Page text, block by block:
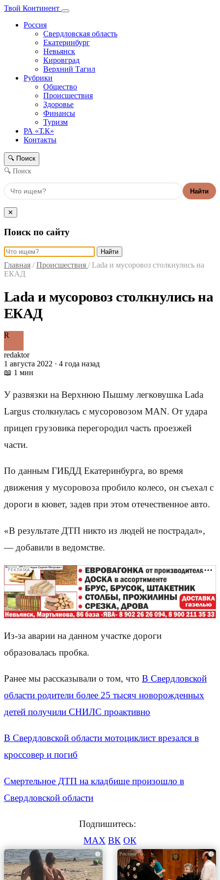
Твой Континент
Россия
Свердловская область
Екатеринбург
Невьянск
Кировград
Верхний Тагил
Рубрики
Общество
Происшествия
Здоровье
Финансы
Туризм
РА «Т.К»
Контакты
🔍 Поиск
🔍 Поиск
Найти
✕
Поиск по сайту
Найти
Главная / Происшествия / Lada и мусоровоз столкнулись на
ЕКАД
Lada и мусоровоз столкнулись на
ЕКАД
R
redaktor
1 августа 2022 · 4 года назад
📖 1 мин
У развязки на Верхнюю Пышму легковушка Lada
Largus столкнулась с мусоровозом MAN. От удара
прицеп грузовика перегородил часть проезжей
части.
По данным ГИБДД Екатеринбурга, во время
движения у мусоровоза пробило колесо, он съехал с
дороги в кювет, задев при этом отечественное авто.
«В результате ДТП никто из людей не пострадал»,
— добавили в ведомстве.
РЕКЛАМА
Из-за аварии на данном участке дороги
образовалась пробка.
Ранее мы рассказывали о том, что В Свердловской
области родители более 25 тысяч новорожденных
детей получили СНИЛС проактивно
В Свердловской области мотоциклист врезался в
кроссовер и погиб
Смертельное ДТП на кладбище произошло в
Свердловской области
Подпишитесь:
MAX ВК ОК
i i